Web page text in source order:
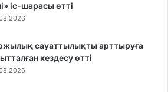
іс-шарасы өтті
сауаттылықты арттыруға
кездесу өтті